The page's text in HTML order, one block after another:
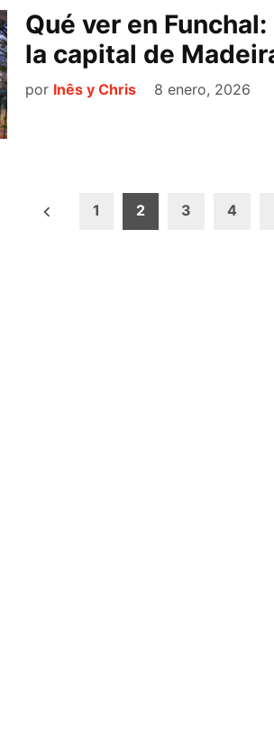
Qué ver en
la capital de
por Inês y Chris 8 enero, 2026
1 2 3 4